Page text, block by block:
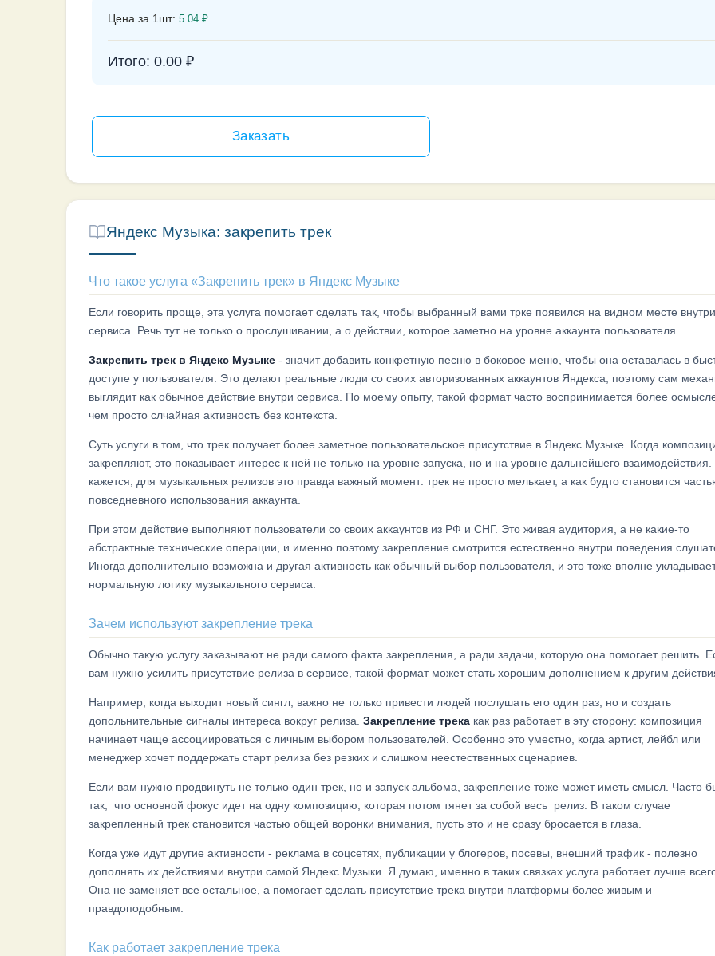
Цена за 1шт: 5.04 ₽
Итого: 0.00 ₽
Яндекс Музыка: закрепить трек
Что такое услуга «Закрепить трек» в Яндекс Музыке
Если говорить проще, эта услуга помогает сделать так, чтобы выбранный вами трке появился на видном месте внутри
сервиса. Речь тут не только о прослушивании, а о действии, которое заметно на уровне аккаунта пользователя.
Закрепить трек в Яндекс Музыке - значит добавить конкретную песню в боковое меню, чтобы она оставалась в
доступе у пользователя. Это делают реальные люди со своих авторизованных аккаунтов Яндекса, поэтому сам
выглядит как обычное действие внутри сервиса. По моему опыту, такой формат часто воспринимается более
чем просто слчайная активность без контекста.
Суть услуги в том, что трек получает более заметное пользовательское присутствие в Яндекс Музыке. Когда
закрепляют, это показывает интерес к ней не только на уровне запуска, но и на уровне дальнейшего
кажется, для музыкальных релизов это правда важный момент: трек не просто мелькает, а как будто становится
повседневного использования аккаунта.
При этом действие выполняют пользователи со своих аккаунтов из РФ и СНГ. Это живая аудитория, а не какие-то
абстрактные технические операции, и именно поэтому закрепление смотрится естественно внутри поведения
Иногда дополнительно возможна и другая активность как обычный выбор пользователя, и это тоже вполне
нормальную логику музыкального сервиса.
Зачем используют закрепление трека
Обычно такую услугу заказывают не ради самого факта закрепления, а ради задачи, которую она помогает решить.
вам нужно усилить присутствие релиза в сервисе, такой формат может стать хорошим дополнением к другим
Например, когда выходит новый сингл, важно не только привести людей послушать его один раз, но и создать
допольнительные сигналы интереса вокруг релиза. Закрепление трека как раз работает в эту сторону: композиция
начинает чаще ассоциироваться с личным выбором пользователей. Особенно это уместно, когда артист, лейбл или
менеджер хочет поддержать старт релиза без резких и слишком неестественных сценариев.
Если вам нужно продвинуть не только один трек, но и запуск альбома, закрепление тоже может иметь смысл. Часто
так, что основной фокус идет на одну композицию, которая потом тянет за собой весь релиз. В таком случае
закрепленный трек становится частью общей воронки внимания, пусть это и не сразу бросается в глаза.
Когда уже идут другие активности - реклама в соцсетях, публикации у блогеров, посевы, внешний трафик - полезно
дополнять их действиями внутри самой Яндекс Музыки. Я думаю, именно в таких связках услуга работает лучше
Она не заменяет все остальное, а помогает сделать присутствие трека внутри платформы более живым и
правдоподобным.
Как работает закрепление трека